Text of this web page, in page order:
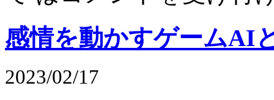
感情を動かすゲームAI
2023/02/17